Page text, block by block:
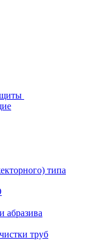
типа
абразива
труб